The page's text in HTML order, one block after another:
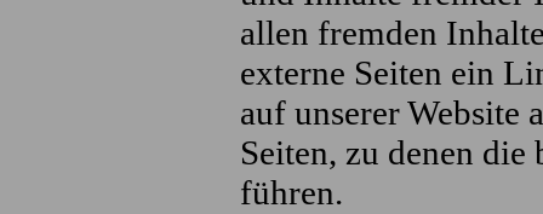
allen fremden
externe Seiten ein
auf unserer Website
Seiten, zu denen
führen.